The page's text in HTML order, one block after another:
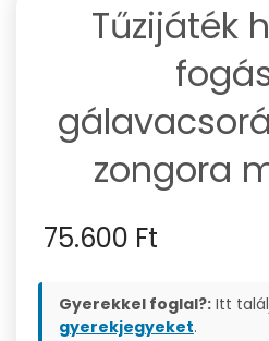
Tűzijáték
zongora
75.600 Ft
Gyerekkel foglal?: Itt
gyerekjegyeket.